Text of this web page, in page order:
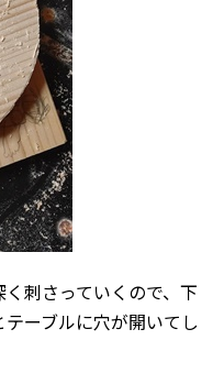
刺さっていくので、下
ーブルに穴が開いてし